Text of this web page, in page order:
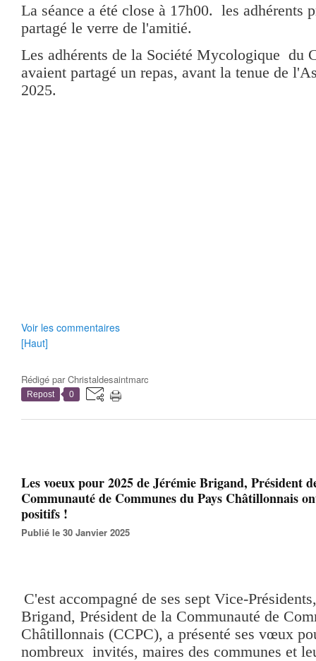
La séance a été close à 17h00. les adhérents
partagé le verre de l'amitié.
Les adhérents de la Société Mycologique du
avaient partagé un repas, avant la tenue de
2025.
Voir les commentaires
[Haut]
Rédigé parChristaldesaintmarc
Repost 0
Les voeux pour 2025 de Jérémie Brigand, Président
Communauté de Communes du Pays Châtillonnais
positifs !
Publié le 30 Janvier 2025
C'est accompagné de ses sept Vice-
Brigand, Président de la Communauté de
Châtillonnais (CCPC), a présenté ses vœux
nombreux invités, maires des communes et